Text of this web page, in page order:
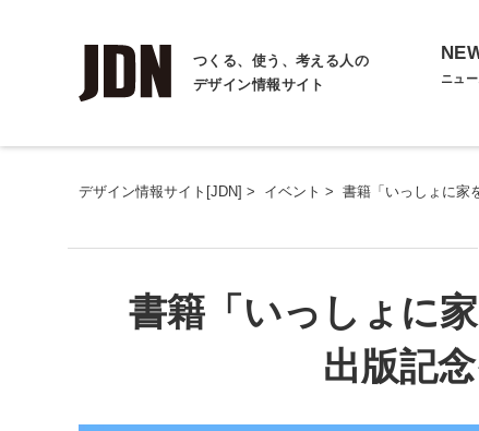
つくる、使う、考える人の
デザイン情報サイト
ニュー
デザイン情報サイト[JDN] > イベント > 書籍「いっしょに家
書籍「いっしょに
出版記